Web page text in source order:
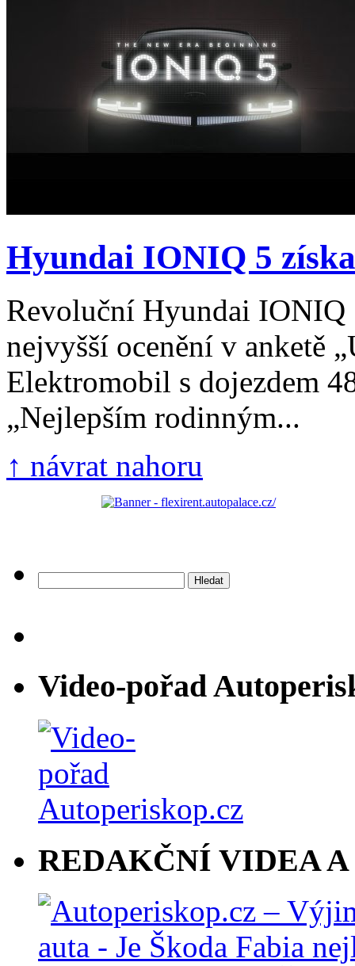
Hyundai IONIQ 5
Revoluční Hyundai
nejvyšší ocenění v anketě
Elektromobil s dojezdem
„Nejlepším rodinným...
↑ návrat nahoru
Video-pořad
REDAKČNÍ VIDEA A